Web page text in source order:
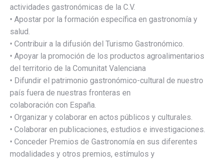
actividades gastronómicas de la C.V.
• Apostar por la formación específica en gastronomía y
salud.
• Contribuir a la difusión del Turismo Gastronómico.
• Apoyar la promoción de los productos agroalimentarios
del territorio de la Comunitat Valenciana
• Difundir el patrimonio gastronómico-cultural de nuestro
país fuera de nuestras fronteras en
colaboración con España.
• Organizar y colaborar en actos públicos y culturales.
• Colaborar en publicaciones, estudios e investigaciones.
• Conceder Premios de Gastronomía en sus diferentes
modalidades y otros premios, estímulos y